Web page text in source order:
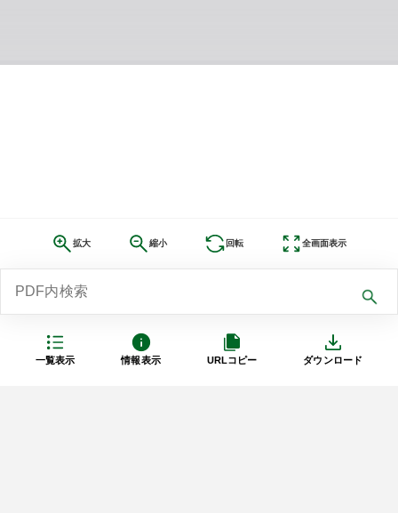
一覧表示 情報表示 URLコピー ダウンロード
拡大 縮小 回転 全画面表示